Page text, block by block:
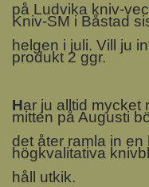
på Ludvika kniv-
Kniv-SM i Båstad
helgen i juli. Vill ju
produkt 2 ggr.
Har ju alltid mycket
mitten på Augusti
det åter ramla in
högkvalitativa
håll utkik.